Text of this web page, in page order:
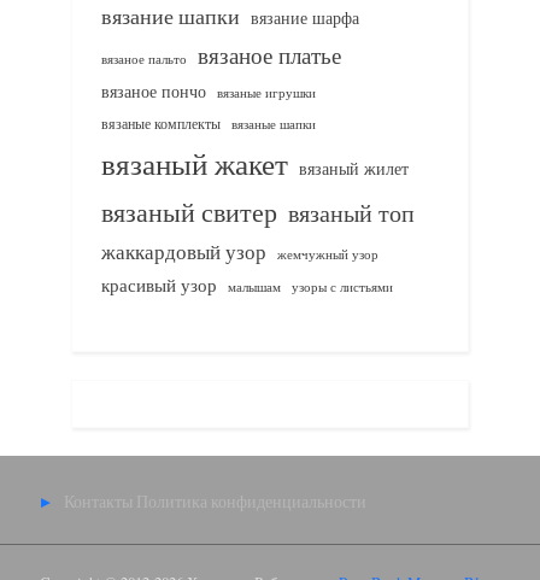
вязание шапки вязание шарфа
вязаное пальто вязаное платье
вязаное пончо вязаные игрушки
вязаные комплекты
вязаные шапки
вязаный жакет вязаный жилет
вязаный свитер вязаный топ
жаккардовый узор жемчужный узор
красивый узор малышам узоры с листьями
Контакты Политика конфиденциальности